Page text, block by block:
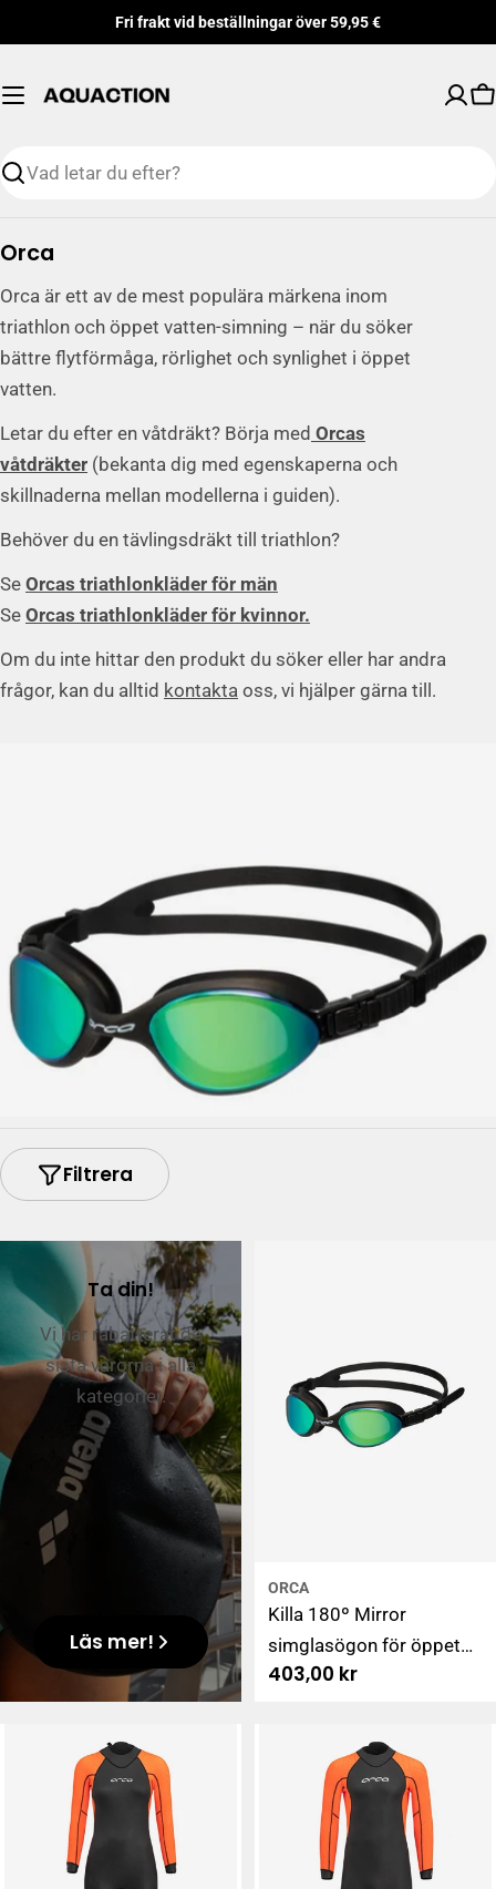
till
Fri frakt vid beställningar över 59,95 €
Söka
S
m
l
i
n
g
:
Orca
Orca är ett av de mest populära märkena inom
triathlon och öppet vatten-simning – när du söker
bättre flytförmåga, rörlighet och synlighet i öppet
vatten.
Letar du efter en våtdräkt? Börja med Orcas
våtdräkter (bekanta dig med egenskaperna och
skillnaderna mellan modellerna i guiden).
Behöver du en tävlingsdräkt till triathlon?
Se Orcas triathlonkläder för män
Se Orcas triathlonkläder för kvinnor.
Om du inte hittar den produkt du söker eller har andra
frågor, kan du alltid kontakta oss, vi hjälper gärna till.
Filtrera
Ta din!
Vi har rabatterat de
sista varorna i alla
kategorier.
Läs mer!
ORCA
Killa 180º Mirror
simglasögon för öppet
vatten, svart
Ordinarie
403,00 kr